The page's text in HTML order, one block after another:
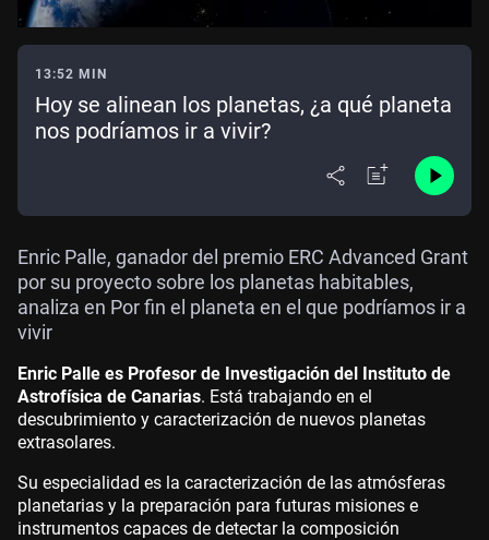
13:52 MIN
Hoy se alinean los planetas, ¿a qué planeta
nos podríamos ir a vivir?
Enric Palle, ganador del premio ERC Advanced Grant
por su proyecto sobre los planetas habitables,
analiza en Por fin el planeta en el que podríamos ir a
vivir
Enric Palle es Profesor de Investigación del Instituto de
Astrofísica de Canarias. Está trabajando en el
descubrimiento y caracterización de nuevos planetas
extrasolares.
Su especialidad es la caracterización de las atmósferas
planetarias y la preparación para futuras misiones e
instrumentos capaces de detectar la composición